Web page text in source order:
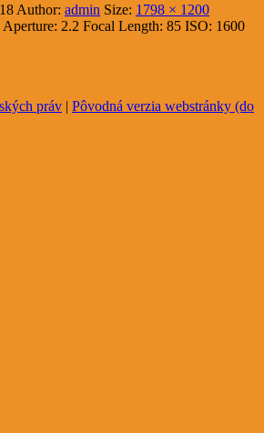
Author: admin Size: 1798 × 1200
Aperture: 2.2 Focal Length: 85 ISO: 1600
práv | Pôvodná verzia webstránky (do